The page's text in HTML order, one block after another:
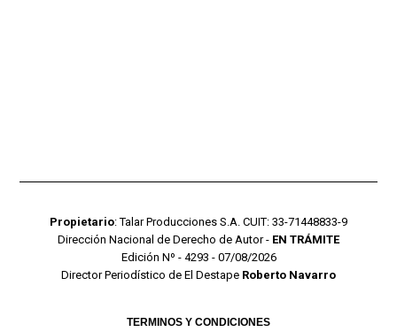
Propietario: Talar Producciones S.A. CUIT: 33-71448833-9
Dirección Nacional de Derecho de Autor - EN TRÁMITE
Edición Nº - 4293 - 07/08/2026
Director Periodístico de El Destape Roberto Navarro
TERMINOS Y CONDICIONES